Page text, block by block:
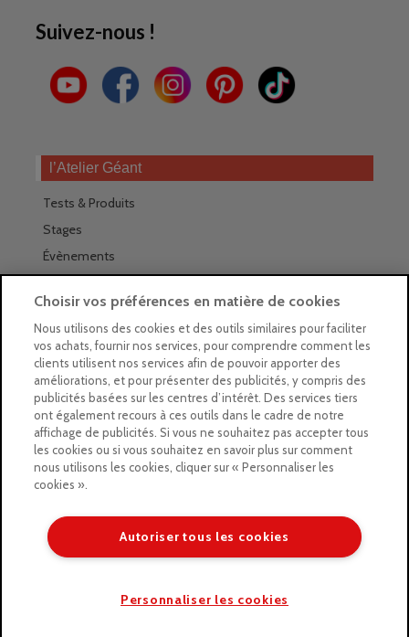
Suivez-nous !
l’Atelier Géant
Tests & Produits
Stages
Évènements
Trouver nos magasins
La newsletter des magasins
Feuilleter le Guide
Gratuit : intégrer le Guide
Marques Beaux-Arts
Matériel pour l’aquarelle
Matériel pour l’acrylique
Matériel pour l’huile
Copyright © 2026 LE GEANT DES BEAUX ARTS
Choisir vos préférences en matière de cookies
Nous utilisons des cookies et des outils similaires pour faciliter
vos achats, fournir nos services, pour comprendre comment les
clients utilisent nos services afin de pouvoir apporter des
améliorations, et pour présenter des publicités, y compris des
publicités basées sur les centres d’intérêt. Des services tiers
ont également recours à ces outils dans le cadre de notre
affichage de publicités. Si vous ne souhaitez pas accepter tous
les cookies ou si vous souhaitez en savoir plus sur comment
nous utilisons les cookies, cliquer sur « Personnaliser les
cookies ».
Autoriser tous les cookies
Personnaliser les cookies